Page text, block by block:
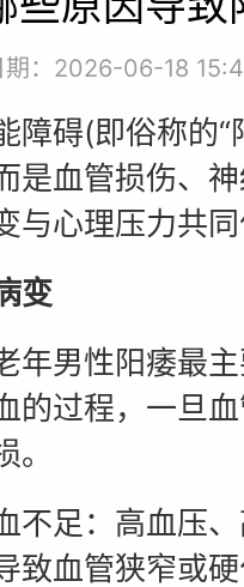
期：2026-06-18
碍(即俗称的“
是血管损伤、
与心理压力共同
变
男性阳痿最主
的过程，一旦
足：高血压、
致血管狭窄或